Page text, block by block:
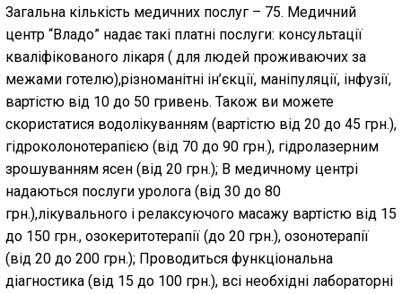
Загальна кількість медичних послуг – 75. Медичний
центр “Владо” надає такі платні послуги: консультації
кваліфікованого лікаря ( для людей проживаючих за
межами готелю),різноманітні ін’єкції, маніпуляції, інфузії,
вартістю від 10 до 50 гривень. Також ви можете
скористатися водолікуванням (вартістю від 20 до 45 грн.),
гідроколонотерапією (від 70 до 90 грн.), гідролазерним
зрошуванням ясен (від 20 грн.); В медичному центрі
надаються послуги уролога (від 30 до 80
грн.),лікувального і релаксуючого масажу вартістю від 15
до 150 грн., озокеритотерапії (до 20 грн.), озонотерапії
(від 20 до 200 грн.); Проводиться функціональна
діагностика (від 15 до 100 грн.), всі необхідні лабораторні